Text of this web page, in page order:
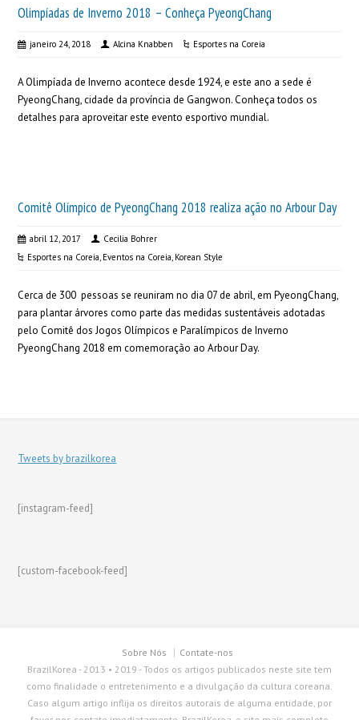
Olimpíadas de Inverno 2018 – Conheça PyeongChang
janeiro 24, 2018 Alcina Knabben Esportes na Coreia
A Olimpíada de Inverno acontece desde 1924, e este ano a sede é
PyeongChang, cidade da província de Gangwon. Conheça todos os
detalhes para aproveitar este evento esportivo mundial.
Comitê Olímpico de PyeongChang 2018 realiza ação no Arbour Day
abril 12, 2017
Cecilia Bohrer
Esportes na Coreia, Eventos na Coreia, Korean Style
Cerca de 300 pessoas se reuniram no dia 07 de abril, em PyeongChang,
para plantar árvores como parte das medidas sustentáveis adotadas
pelo Comitê dos Jogos Olímpicos e Paralímpicos de Inverno
PyeongChang 2018 em comemoração ao Arbour Day.
Tweets by brazilkorea
[instagram-feed]
[custom-facebook-feed]
Sobre Nós
Contate-nos
BrazilKorea - 2013 • 2019 - Todos os artigos publicados neste site tem
como finalidade o entretenimento e a divulgação da cultura coreana.
Caso algum artigo inflija os direitos autorais de alguma entidade, por